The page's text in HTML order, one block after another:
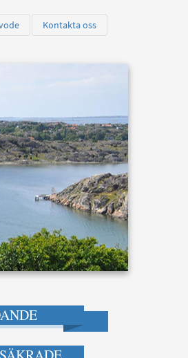
Kontakta oss